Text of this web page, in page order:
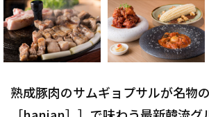
熟成豚肉のサムギョプサルが名物